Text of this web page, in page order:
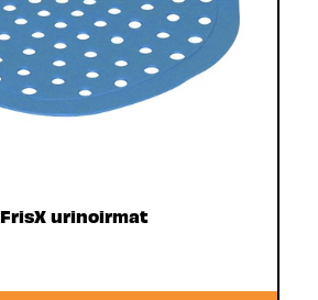
FrisX urinoirmat